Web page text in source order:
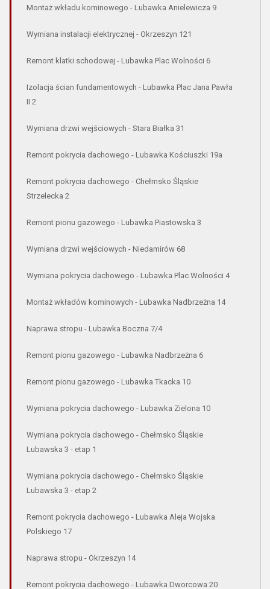
Montaż wkładu kominowego - Lubawka Anielewicza 9
Wymiana instalacji elektrycznej - Okrzeszyn 121
Remont klatki schodowej - Lubawka Plac Wolności 6
Izolacja ścian fundamentowych - Lubawka Plac Jana Pawła
II 2
Wymiana drzwi wejściowych - Stara Białka 31
Remont pokrycia dachowego - Lubawka Kościuszki 19a
Remont pokrycia dachowego - Chełmsko Śląskie
Strzelecka 2
Remont pionu gazowego - Lubawka Piastowska 3
Wymiana drzwi wejściowych - Niedamirów 68
Wymiana pokrycia dachowego - Lubawka Plac Wolności 4
Montaż wkładów kominowych - Lubawka Nadbrzeżna 14
Naprawa stropu - Lubawka Boczna 7/4
Remont pionu gazowego - Lubawka Nadbrzeżna 6
Remont pionu gazowego - Lubawka Tkacka 10
Wymiana pokrycia dachowego - Lubawka Zielona 10
Wymiana pokrycia dachowego - Chełmsko Śląskie
Lubawska 3 - etap 1
Wymiana pokrycia dachowego - Chełmsko Śląskie
Lubawska 3 - etap 2
Remont pokrycia dachowego - Lubawka Aleja Wojska
Polskiego 17
Naprawa stropu - Okrzeszyn 14
Remont pokrycia dachowego - Lubawka Dworcowa 20